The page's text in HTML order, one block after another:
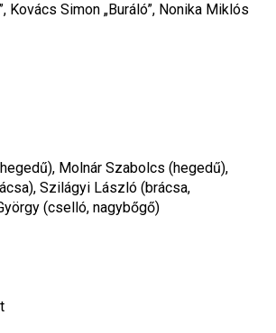
Kovács Simon „Buráló”, Nonika Miklós
Molnár Szabolcs (hegedű),
Szilágyi László (brácsa,
(cselló, nagybőgő)